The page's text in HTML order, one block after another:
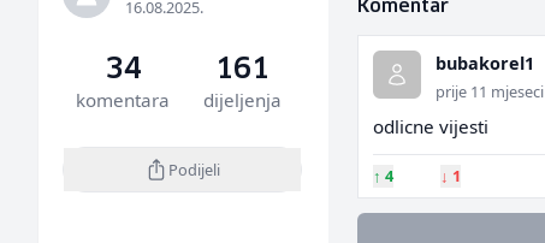
16.08.2025.
34
komentara
161
dijeljenja
Podijeli
Komentar
bubakorel1
prije 11 mjeseci
odlicne vijesti
↑ 4 ↓ 1